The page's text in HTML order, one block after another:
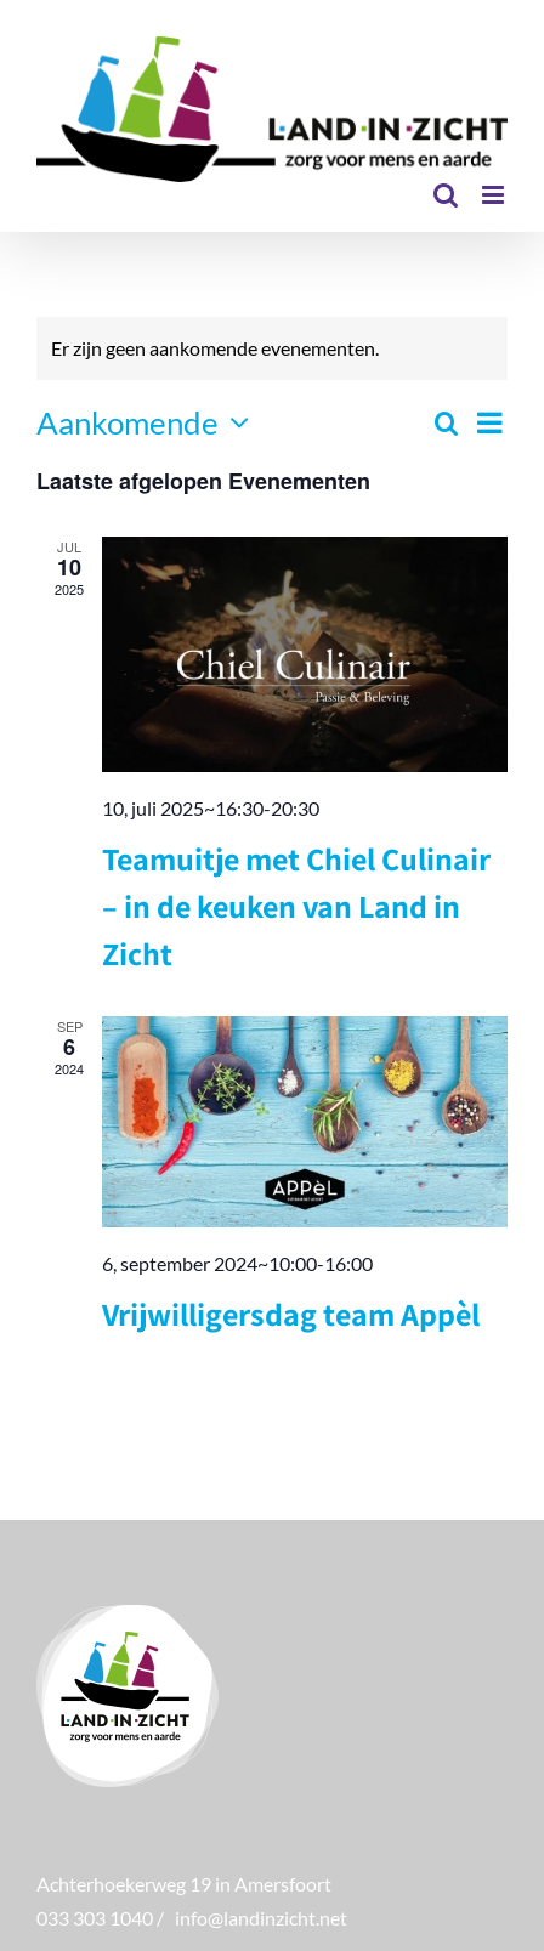
Er zijn geen aankomende evenementen.
Zoeken
Lijst
Aankomende
een
Laatste afgelopen Evenementen
JUL
10
2025
10, juli 2025~16:30-20:30
Teamuitje met Chiel Culinair
– in de keuken van Land in
Zicht
SEP
6
2024
6, september 2024~10:00-16:00
Vrijwilligersdag team Appèl
Achterhoekerweg 19 in Amersfoort
033 303 1040 / info@landinzicht.net